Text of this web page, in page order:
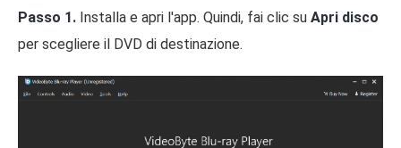
Passo 1. Installa e apri l'app. Quindi, fai clic su Apri disco
per scegliere il DVD di destinazione.